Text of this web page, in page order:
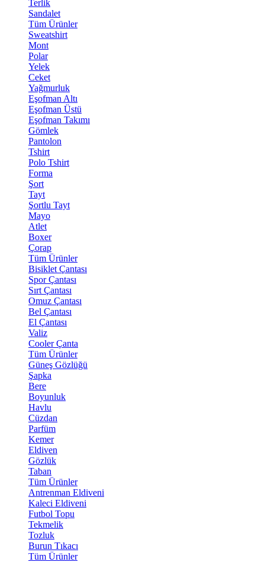
Terlik
Sandalet
Tüm Ürünler
Sweatshirt
Mont
Polar
Yelek
Ceket
Yağmurluk
Eşofman Altı
Eşofman Üstü
Eşofman Takımı
Gömlek
Pantolon
Tshirt
Polo Tshirt
Forma
Şort
Tayt
Şortlu Tayt
Mayo
Atlet
Boxer
Çorap
Tüm Ürünler
Bisiklet Çantası
Spor Çantası
Sırt Çantası
Omuz Çantası
Bel Çantası
El Çantası
Valiz
Cooler Çanta
Tüm Ürünler
Güneş Gözlüğü
Şapka
Bere
Boyunluk
Havlu
Cüzdan
Parfüm
Kemer
Eldiven
Gözlük
Taban
Tüm Ürünler
Antrenman Eldiveni
Kaleci Eldiveni
Futbol Topu
Tekmelik
Tozluk
Burun Tıkacı
Tüm Ürünler